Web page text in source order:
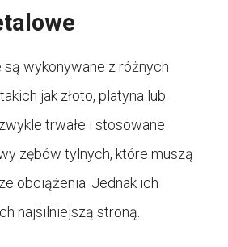
wykonywane z różnych
jak złoto, platyna lub
trwałe i stosowane
zębów tylnych, które muszą
obciążenia. Jednak ich
najsilniejszą stroną.